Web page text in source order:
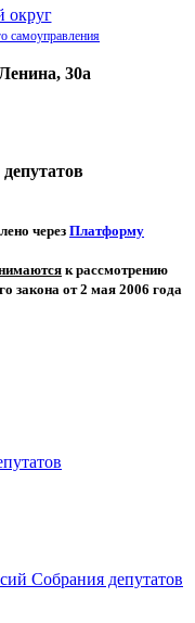
округ
самоуправления
30а
через Платформу
к рассмотрению
закона от 2 мая 2006 года
Собрания депутатов